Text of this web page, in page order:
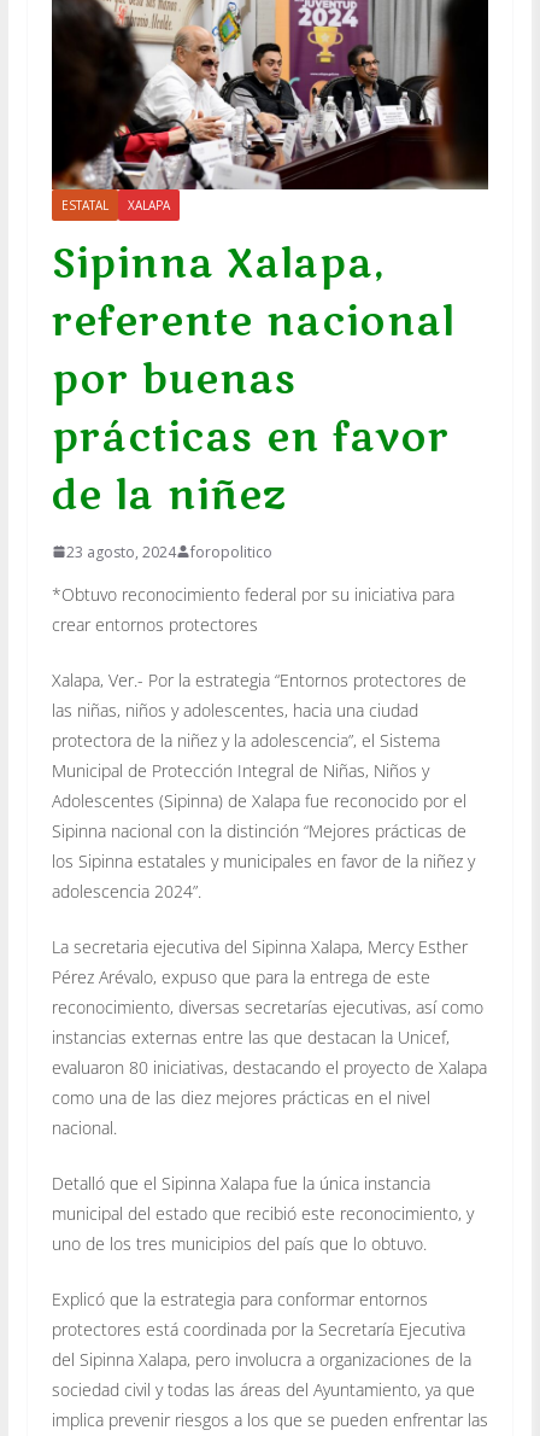
ESTATAL XALAPA
Sipinna Xalapa,
referente nacional
por buenas
prácticas en favor
de la niñez
23 agosto, 2024 foropolitico
*Obtuvo reconocimiento federal por su iniciativa para
crear entornos protectores
Xalapa, Ver.- Por la estrategia “Entornos protectores de
las niñas, niños y adolescentes, hacia una ciudad
protectora de la niñez y la adolescencia”, el Sistema
Municipal de Protección Integral de Niñas, Niños y
Adolescentes (Sipinna) de Xalapa fue reconocido por el
Sipinna nacional con la distinción “Mejores prácticas de
los Sipinna estatales y municipales en favor de la niñez y
adolescencia 2024”.
La secretaria ejecutiva del Sipinna Xalapa, Mercy Esther
Pérez Arévalo, expuso que para la entrega de este
reconocimiento, diversas secretarías ejecutivas, así como
instancias externas entre las que destacan la Unicef,
evaluaron 80 iniciativas, destacando el proyecto de Xalapa
como una de las diez mejores prácticas en el nivel
nacional.
Detalló que el Sipinna Xalapa fue la única instancia
municipal del estado que recibió este reconocimiento, y
uno de los tres municipios del país que lo obtuvo.
Explicó que la estrategia para conformar entornos
protectores está coordinada por la Secretaría Ejecutiva
del Sipinna Xalapa, pero involucra a organizaciones de la
sociedad civil y todas las áreas del Ayuntamiento, ya que
implica prevenir riesgos a los que se pueden enfrentar las